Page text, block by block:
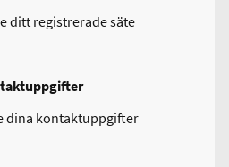
ditt registrerade säte
dina kontaktuppgifter